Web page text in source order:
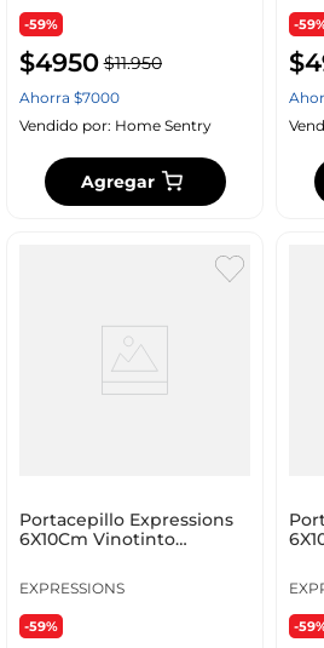
-59%
$4950 $11.950
Ahorra $7000
Vendido por: Home Sentry
Agregar
-
$
Portacepillo Expressions
6X10Cm Vinotinto
EXPRESSIONS
-59% -